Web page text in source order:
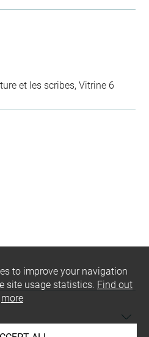
et les scribes, Vitrine 6
to improve your navigation
site usage statistics. Find out
more